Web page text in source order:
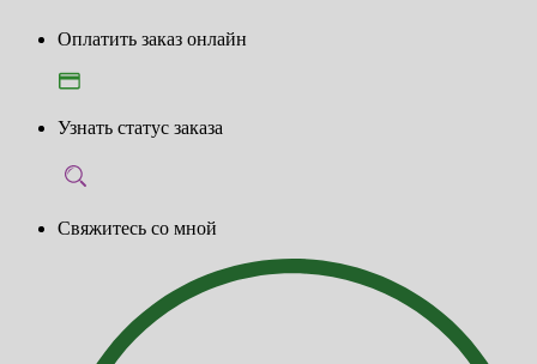
Оплатить заказ онлайн
Узнать статус заказа
Свяжитесь со мной